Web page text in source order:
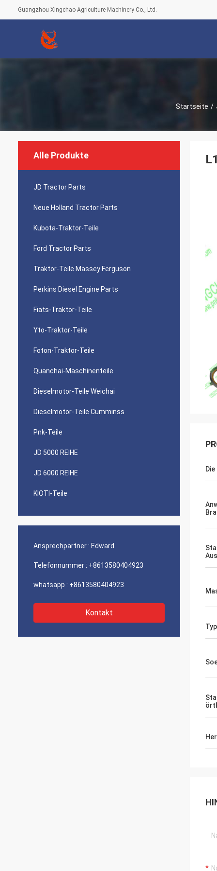
Guangzhou Xingchao Agriculture Machinery Co., Ltd.
Startseite /
Alle Produkte
JD Tractor Parts
Neue Holland Tractor Parts
Kubota-Traktor-Teile
Ford Tractor Parts
Traktor-Teile Massey Ferguson
Perkins Diesel Engine Parts
Fiats-Traktor-Teile
Yto-Traktor-Teile
Foton-Traktor-Teile
Quanchai-Maschinenteile
Dieselmotor-Teile Weichai
Dieselmotor-Teile Cumminss
Pnk-Teile
JD 5000 REIHE
JD 6000 REIHE
KIOTI-Teile
Ansprechpartner : Edward
Telefonnummer : +8613580404923
whatsapp : +8613580404923
Kontakt
Typ